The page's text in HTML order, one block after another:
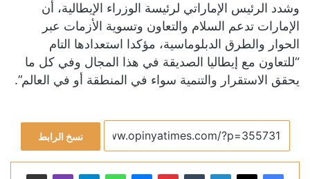
وشدد الرئيس الإماراتي لرئيسة الوزراء الإيطالية، أن
الإمارات تدعم السلام والتعاون وتسوية الأزمات عبر
الحوار والطرق الدبلوماسية، مؤكدا استعدادها التام
“للتعاون مع إيطاليا الصديقة في هذا المجال وفي كل ما
يحقق الاستقرار والتنمية سواء في المنطقة أو في العالم”.
نسخ الرابط